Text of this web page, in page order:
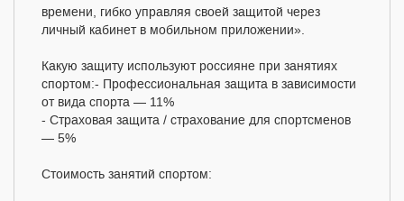
времени, гибко управляя своей защитой через
личный кабинет в мобильном приложении».
Какую защиту используют россияне при занятиях
спортом:- Профессиональная защита в зависимости
от вида спорта — 11%
- Страховая защита / страхование для спортсменов
— 5%
Стоимость занятий спортом: